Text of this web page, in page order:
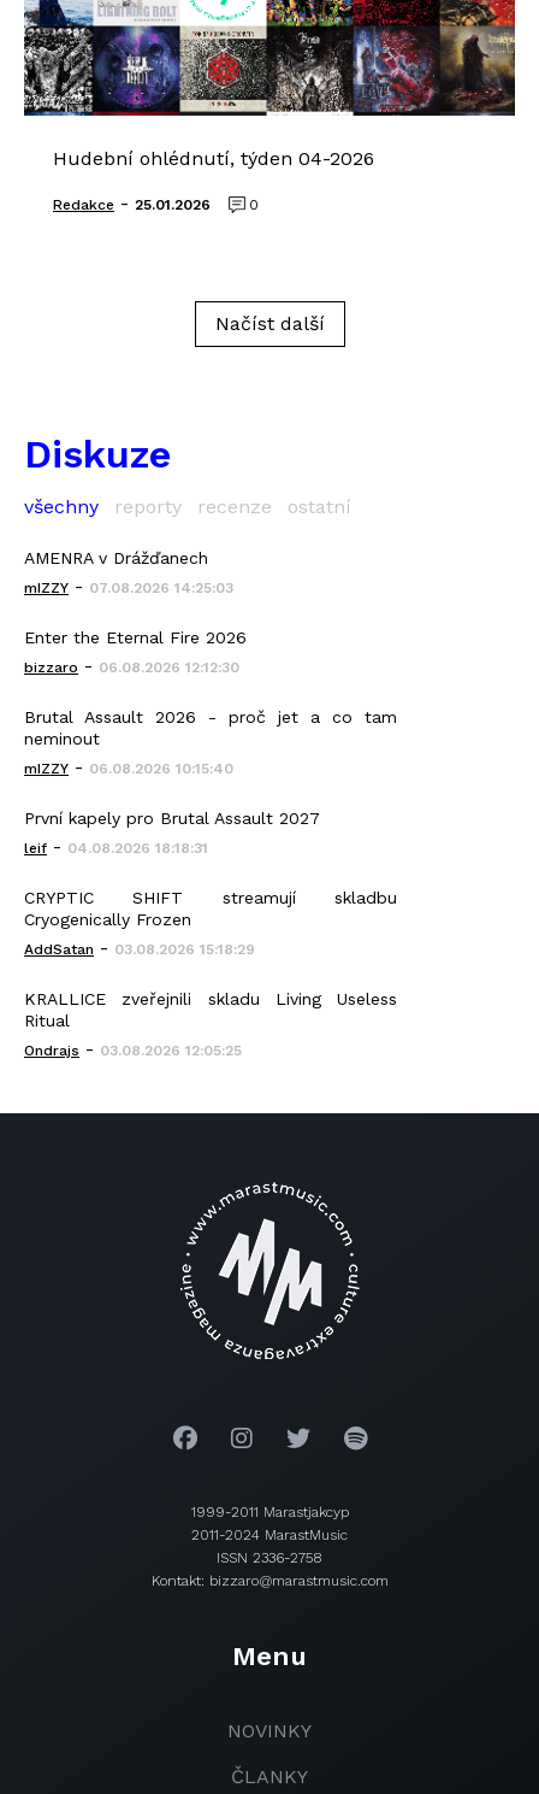
Hudební ohlédnutí, týden 04-2026
Redakce - 25.01.2026 0
Načíst další
Diskuze
všechny reporty recenze ostatní
AMENRA v Drážďanech
mIZZY - 07.08.2026 14:25:03
Enter the Eternal Fire 2026
bizzaro - 06.08.2026 12:12:30
Brutal Assault 2026 - proč jet a co tam
neminout
mIZZY - 06.08.2026 10:15:40
První kapely pro Brutal Assault 2027
leif - 04.08.2026 18:18:31
CRYPTIC SHIFT streamují skladbu
Cryogenically Frozen
AddSatan - 03.08.2026 15:18:29
KRALLICE zveřejnili skladu Living Useless
Ritual
Ondrajs - 03.08.2026 12:05:25
1999-2011 Marastjakcyp
2011-2024 MarastMusic
ISSN 2336-2758
Kontakt: bizzaro@marastmusic.com
Menu
NOVINKY
ČLANKY